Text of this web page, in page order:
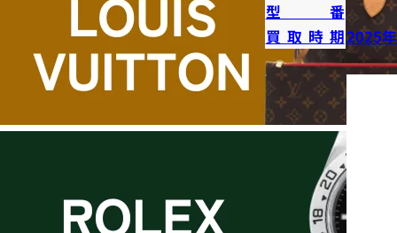
型番
買取時期2025